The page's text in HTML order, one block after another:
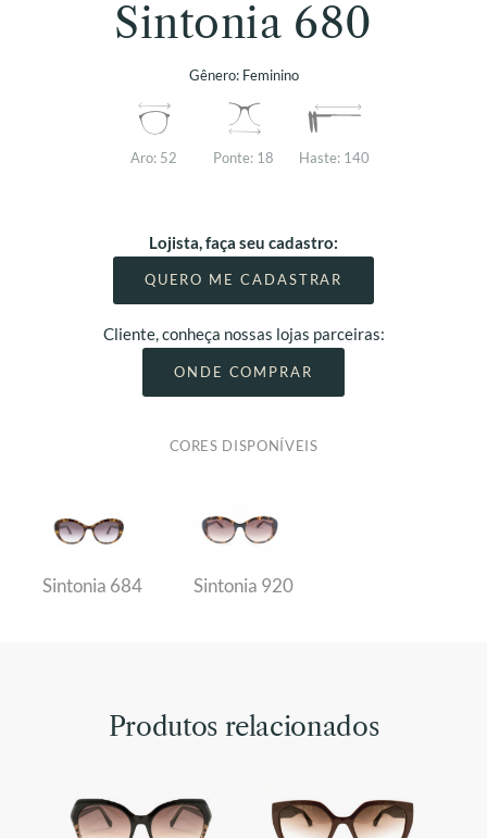
Sintonia 680
Gênero: Feminino
Aro: 52 Ponte: 18 Haste: 140
Lojista, faça seu cadastro:
QUERO ME CADASTRAR
Cliente, conheça nossas lojas parceiras:
ONDE COMPRAR
CORES DISPONÍVEIS
Sintonia 684 Sintonia 920
Produtos relacionados